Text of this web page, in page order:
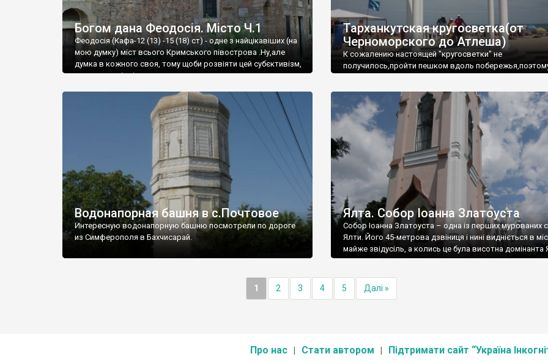
Богом дана Феодосія. Місто Ч.1
Феодосія (Кафа-12 (13) -15 (18) ст) - одне з найцікавіших (на
мою думку) міст всього Кримського півострова .Ну,але
думка в кожного своя, тому щоби розвіяти цей субєктивізм,
запрошую відвідати це
Тарханкутская кругосветка(от
Черноморского до Атлеша)
К сожалению настоящей "кругосветки" не
получилось,пройти пешком вдоль
Водонапорная башня в с.Почтовое
Интересную водонапорную башню посмотрели по дороге
из Симферополя в Бахчисарай.
Ялта. Собор Іоанна Златоуста
Собор Іоанна Златоуста – одна із перших мурованих
Ялти. Його 45-метрова дзвіниця і нині видніється в
майже звідусіль, а колись це була висотна домінанта
1 2 3 4 5 Далі »
Про нас Стати автором Підтримати сайт “Україна